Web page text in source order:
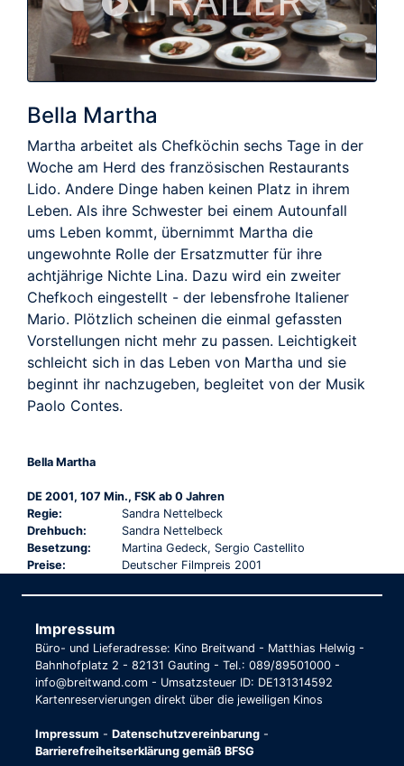
Bella Martha
Martha arbeitet als Chefköchin sechs Tage in der
Woche am Herd des französischen Restaurants
Lido. Andere Dinge haben keinen Platz in ihrem
Leben. Als ihre Schwester bei einem Autounfall
ums Leben kommt, übernimmt Martha die
ungewohnte Rolle der Ersatzmutter für ihre
achtjährige Nichte Lina. Dazu wird ein zweiter
Chefkoch eingestellt - der lebensfrohe Italiener
Mario. Plötzlich scheinen die einmal gefassten
Vorstellungen nicht mehr zu passen. Leichtigkeit
schleicht sich in das Leben von Martha und sie
beginnt ihr nachzugeben, begleitet von der Musik
Paolo Contes.
Bella Martha
DE 2001, 107 Min., FSK ab 0 Jahren
Regie:
Sandra Nettelbeck
Drehbuch:
Sandra Nettelbeck
Besetzung:
Martina Gedeck, Sergio Castellito
Preise:
Deutscher Filmpreis 2001
Impressum
Büro- und Lieferadresse: Kino Breitwand - Matthias Helwig -
Bahnhofplatz 2 - 82131 Gauting - Tel.: 089/89501000 -
info@breitwand.com - Umsatzsteuer ID: DE131314592
Kartenreservierungen direkt über die jeweiligen Kinos
Impressum - Datenschutzvereinbarung -
Barrierefreiheitserklärung gemäß BFSG